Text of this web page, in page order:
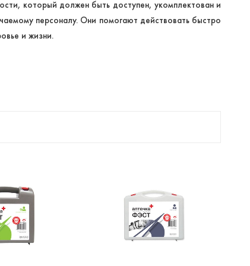
который должен быть доступен, укомплектован и
персоналу. Они помогают действовать быстро
и жизни.